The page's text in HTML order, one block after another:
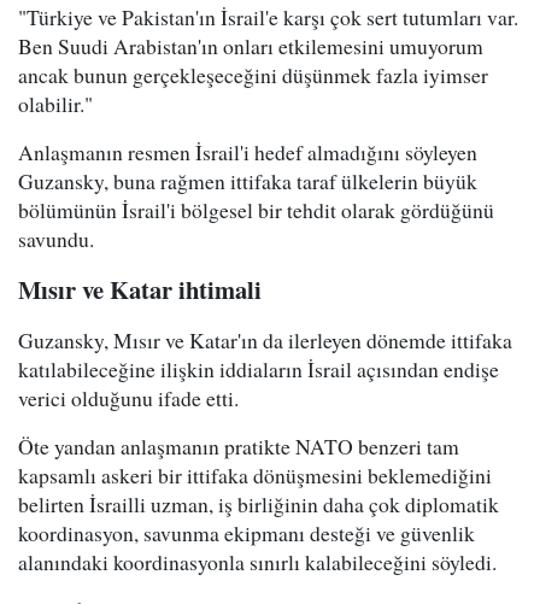
"Türkiye ve Pakistan'ın İsrail'e karşı çok sert tutumları var.
Ben Suudi Arabistan'ın onları etkilemesini umuyorum
ancak bunun gerçekleşeceğini düşünmek fazla iyimser
olabilir."
Anlaşmanın resmen İsrail'i hedef almadığını söyleyen
Guzansky, buna rağmen ittifaka taraf ülkelerin büyük
bölümünün İsrail'i bölgesel bir tehdit olarak gördüğünü
savundu.
Mısır ve Katar ihtimali
Guzansky, Mısır ve Katar'ın da ilerleyen dönemde ittifaka
katılabileceğine ilişkin iddiaların İsrail açısından endişe
verici olduğunu ifade etti.
Öte yandan anlaşmanın pratikte NATO benzeri tam
kapsamlı askeri bir ittifaka dönüşmesini beklemediğini
belirten İsrailli uzman, iş birliğinin daha çok diplomatik
koordinasyon, savunma ekipmanı desteği ve güvenlik
alanındaki koordinasyonla sınırlı kalabileceğini söyledi.